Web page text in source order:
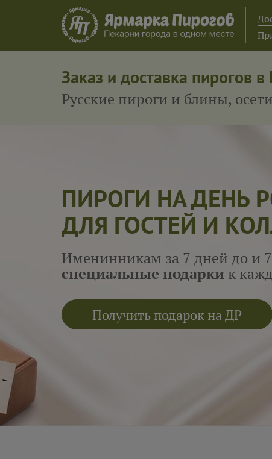
Заказ и доставка пирогов
Русские пироги и блины,
ПИРОГИ НА ДЕНЬ
ДЛЯ ГОСТЕЙ И
Именинникам за 7 дней до и 7
специальные подарки к
Получить подарок на ДР